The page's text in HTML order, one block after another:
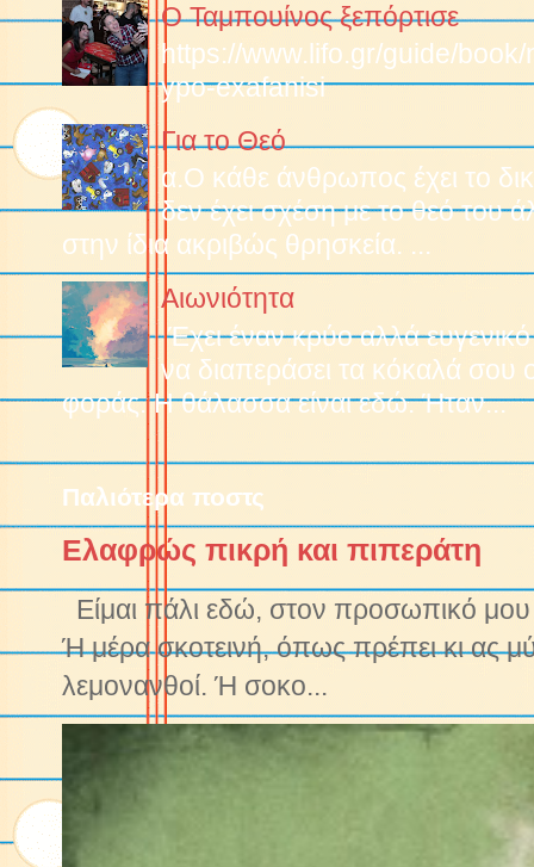
Ο Ταμπουίνος ξεπόρτισε
https://www.lifo.gr/guide/
ypo-exafanisi
Για το Θεό
α.O κάθε άνθρωπος έχει το
δεν έχει σχέση με το θεό του
στην ίδια ακριβώς θρησκεία. ...
Αιωνιότητα
Έχει έναν κρύο αλλά
να διαπεράσει τα κόκαλά
φοράς. Η θάλασσα είναι εδώ. Ήταν...
Παλιότερα ποστς
Ελαφρώς πικρή και πιπεράτη
Είμαι πάλι εδώ, στον προσωπικό μου
Ή μέρα σκοτεινή, όπως πρέπει κι ας
λεμονανθοί. Ή σοκο...